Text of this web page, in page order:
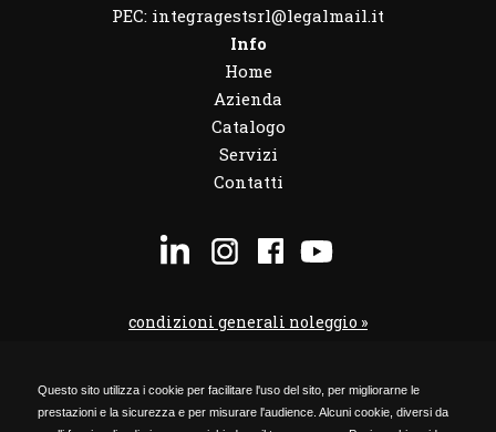
Questo sito utilizza i cookie per facilitare l'uso del sito, per migliorarne le
prestazioni e la sicurezza e per misurare l'audience. Alcuni cookie, diversi da
PEC: integragestsrl@legalmail.it
Info
Home
Azienda
Catalogo
Servizi
Contatti
condizioni generali noleggio »
codice etico »
Privacy Policy »